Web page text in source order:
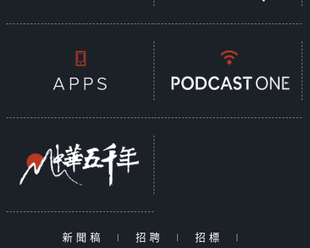
新聞稿 | 招聘 | 招標
|